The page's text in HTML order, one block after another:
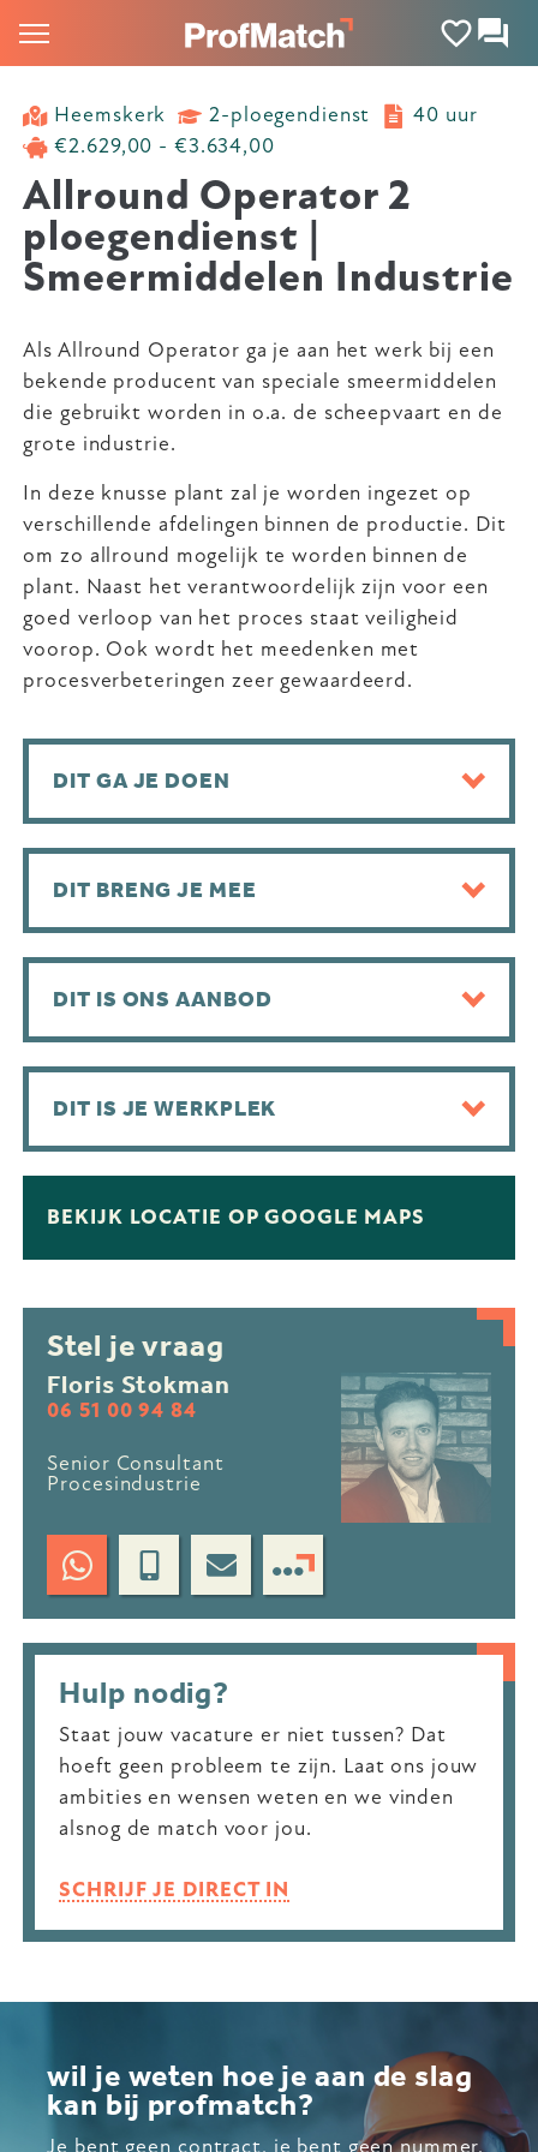
Heemskerk 2-ploegendienst
40 uur
€2.629,00 - €3.634,00
Allround Operator 2
ploegendienst |
Smeermiddelen Industrie
Als Allround Operator ga je aan het werk bij een
bekende producent van speciale smeermiddelen
die gebruikt worden in o.a. de scheepvaart en de
grote industrie.
In deze knusse plant zal je worden ingezet op
verschillende afdelingen binnen de productie. Dit
om zo allround mogelijk te worden binnen de
plant. Naast het verantwoordelijk zijn voor een
goed verloop van het proces staat veiligheid
voorop. Ook wordt het meedenken met
procesverbeteringen zeer gewaardeerd.
DIT GA JE DOEN
DIT BRENG JE MEE
DIT IS ONS AANBOD
DIT IS JE WERKPLEK
BEKIJK LOCATIE OP GOOGLE MAPS
Stel je vraag
Floris Stokman
06 51 00 94 84
Senior Consultant
Procesindustrie
Hulp nodig?
Staat jouw vacature er niet tussen? Dat
hoeft geen probleem te zijn. Laat ons jouw
ambities en wensen weten en we vinden
alsnog de match voor jou.
SCHRIJF JE DIRECT IN
wil je weten hoe je aan de slag
kan bij profmatch?
Je bent geen contract, je bent geen nummer,